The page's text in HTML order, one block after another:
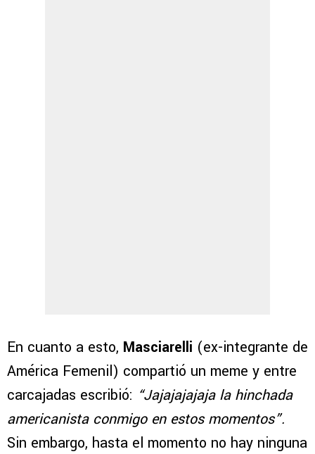
En cuanto a esto, Masciarelli (ex-integrante de
América Femenil) compartió un meme y entre
carcajadas escribió: “Jajajajajaja la hinchada
americanista conmigo en estos momentos”.
Sin embargo, hasta el momento no hay ninguna